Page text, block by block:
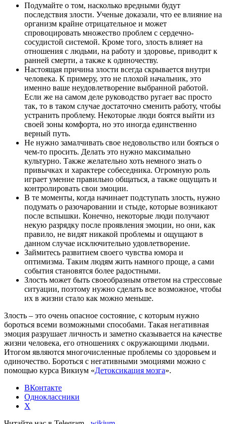
Подумайте о том, насколько вредными будут
последствия злости. Ученые доказали, что ее влияние на
организм крайне отрицательное и может
спровоцировать множество проблем с сердечно-
сосудистой системой. Кроме того, злость влияет на
отношения с людьми, на работу и здоровье, приводит к
ранней смерти, а также к одиночеству.
Настоящая причина злости всегда скрывается внутри
человека. К примеру, это не плохой начальник, это
именно ваше неудовлетворение выбранной работой.
Если же на самом деле руководство ругает вас просто
так, то в таком случае достаточно сменить работу, чтобы
устранить проблему. Некоторые люди боятся выйти из
своей зоны комфорта, но это иногда единственно
верный путь.
Не нужно замалчивать свое недовольство или бояться о
чем-то просить. Делать это нужно максимально
культурно. Также желательно хоть немного знать о
привычках и характере собеседника. Огромную роль
играет умение правильно общаться, а также ощущать и
контролировать свои эмоции.
В те моменты, когда начинает подступать злость, нужно
подумать о разочаровании и стыде, которые возникают
после вспышки. Конечно, некоторые люди получают
некую разрядку после проявления эмоции, но они, как
правило, не видят никакой проблемы и ощущают в
данном случае исключительно удовлетворение.
Займитесь развитием своего чувства юмора и
оптимизма. Таким людям жить намного проще, а сами
события становятся более радостными.
Злость может быть своеобразным ответом на стрессовые
ситуации, поэтому нужно сделать все возможное, чтобы
их в жизни стало как можно меньше.
Злость – это очень опасное состояние, с которым нужно
бороться всеми возможными способами. Такая негативная
эмоция разрушает личность и заметно сказывается на качестве
жизни человека, его отношениях с окружающими людьми.
Итогом являются многочисленные проблемы со здоровьем и
одиночество. Бороться с негативными эмоциями можно с
помощью курса Викиум «Детоксикация мозга».
ВКонтакте
Одноклассники
X